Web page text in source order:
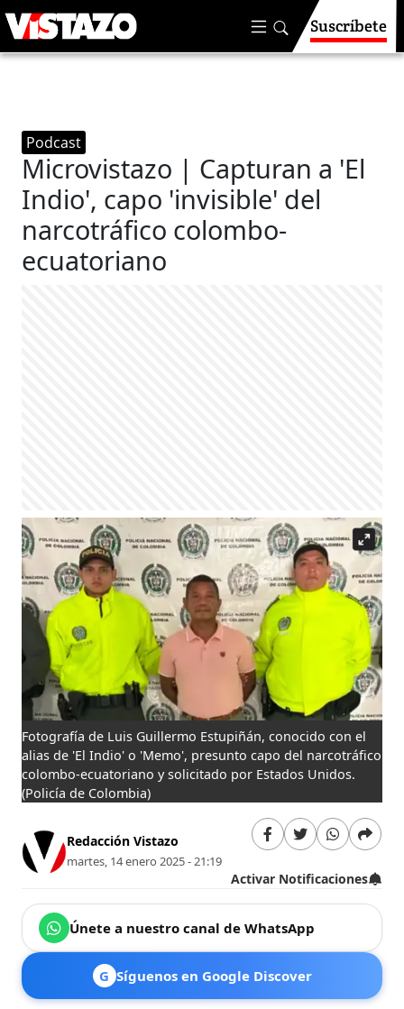
Suscríbete
Podcast
Microvistazo | Capturan a 'El
Indio', capo 'invisible' del
narcotráfico colombo-
ecuatoriano
Fotografía de Luis Guillermo Estupiñán, conocido con el
alias de 'El Indio' o 'Memo', presunto capo del narcotráfico
colombo-ecuatoriano y solicitado por Estados Unidos.
(Policía de Colombia)
Redacción Vistazo
martes, 14 enero 2025 - 21:19
Activar Notificaciones
Únete a nuestro canal de WhatsApp
G Síguenos en Google Discover